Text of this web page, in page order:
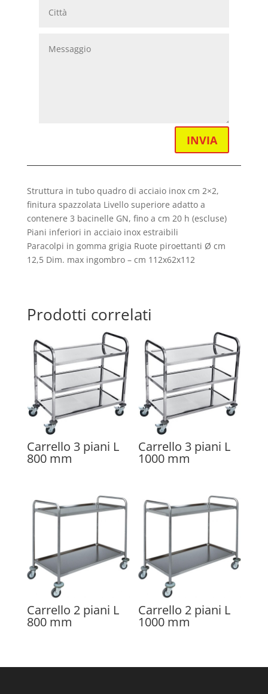
INVIA
Struttura in tubo quadro di acciaio inox cm 2×2,
finitura spazzolata Livello superiore adatto a
contenere 3 bacinelle GN, fino a cm 20 h (escluse)
Piani inferiori in acciaio inox estraibili
Paracolpi in gomma grigia Ruote piroettanti Ø cm
12,5 Dim. max ingombro – cm 112x62x112
Prodotti correlati
Carrello 3 piani L
800 mm
Carrello 3 piani L
1000 mm
Carrello 2 piani L
800 mm
Carrello 2 piani L
1000 mm